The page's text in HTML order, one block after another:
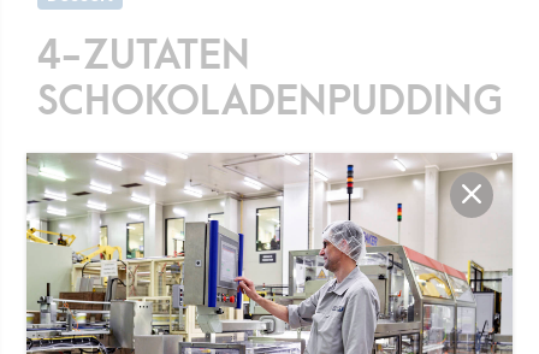
4-ZUTATEN
SCHOKOLADENPUDDING
240Min.
Wenn Sie unsere Schokoladenmilch mögen,
werden Sie diesen Pudding lieben